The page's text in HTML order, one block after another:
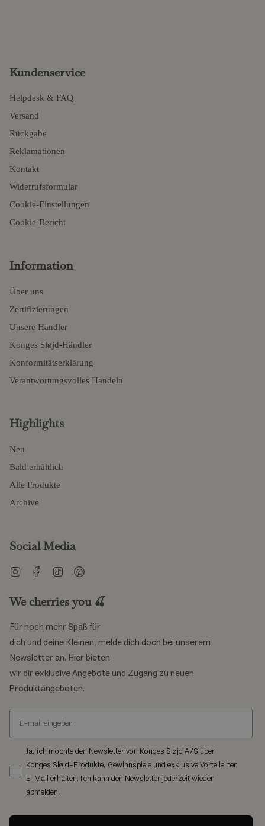
Kundenservice
Helpdesk & FAQ
Versand
Rückgabe
Reklamationen
Kontakt
Widerrufsformular
Cookie-Einstellungen
Cookie-Bericht
Information
Über uns
Zertifizierungen
Unsere Händler
Konges Sløjd-Händler
Konformitätserklärung
Verantwortungsvolles Handeln
Highlights
Neu
Bald erhältlich
Alle Produkte
Archive
Social Media
InstagramFacebook
TikTok
We cherries you 🍒
Für noch mehr Spaß für
dich und deine Kleinen, melde dich doch bei unserem
Newsletter an. Hier bieten
wir dir exklusive Angebote und Zugang zu neuen
Produktangeboten.
Ja, ich möchte den Newsletter von Konges Sløjd A/S über
Konges Sløjd-Produkte, Gewinnspiele und exklusive Vorteile per
E-Mail erhalten. Ich kann den Newsletter jederzeit wieder
abmelden.